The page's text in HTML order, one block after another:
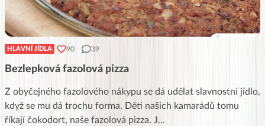
HLAVNÍ JÍDLA 90 39
Bezlepková fazolová pizza
Z obyčejného fazolového nákypu se dá udělat slavnostní jídlo,
když se mu dá trochu forma. Děti našich kamarádů tomu
říkají čokodort, naše fazolová pizza. J...